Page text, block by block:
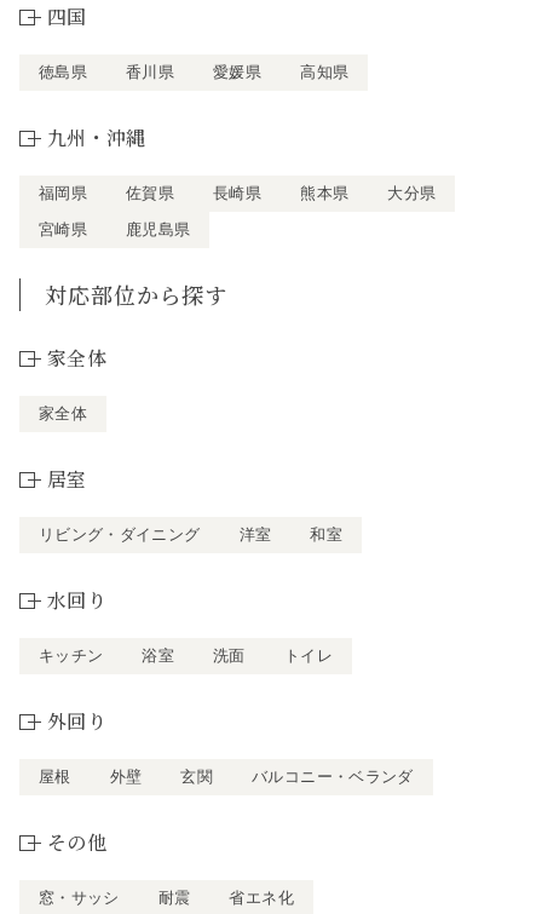
四国
徳島県 香川県 愛媛県 高知県
九州・沖縄
福岡県 佐賀県 長崎県 熊本県
大分県
宮崎県
鹿児島県
対応部位から探す
家全体
家全体
居室
リビング・ダイニング 洋室 和室
水回り
キッチン 浴室 洗面 トイレ
外回り
屋根 外壁 玄関 バルコニー・ベランダ
その他
窓・サッシ 耐震 省エネ化